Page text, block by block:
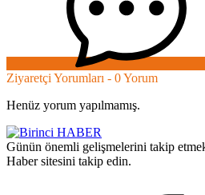
Ziyaretçi Yorumları - 0 Yorum
Henüz yorum yapılmamış.
Günün önemli gelişmelerini takip
Haber sitesini takip edin.